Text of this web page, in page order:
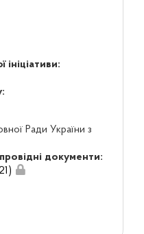
Ради України з
документи: